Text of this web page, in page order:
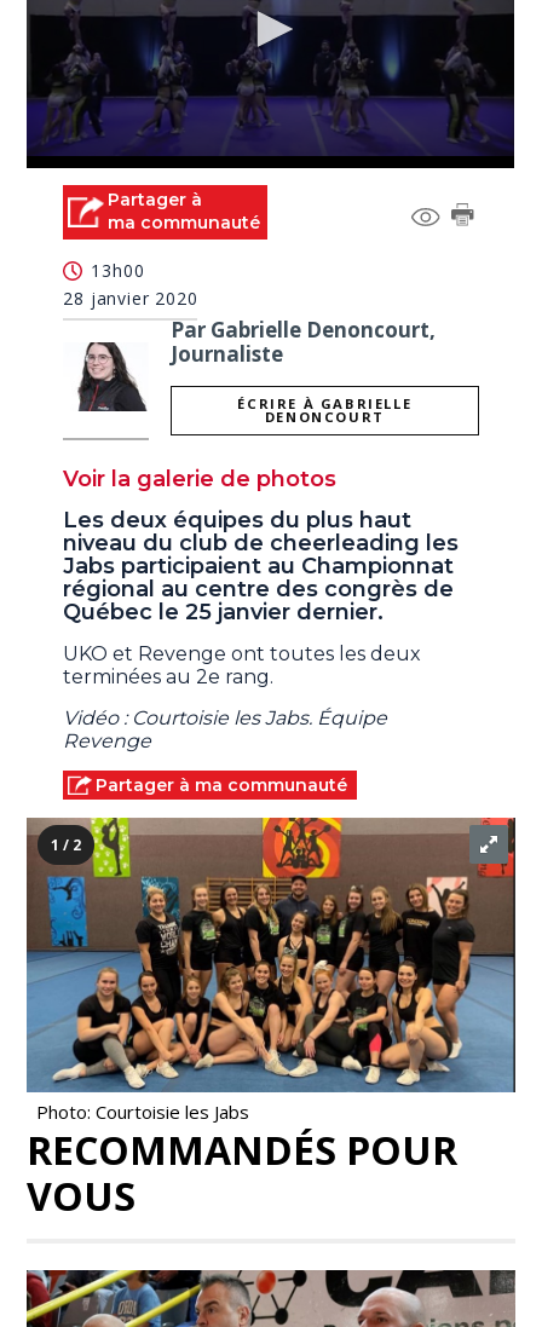
seconds
seconds
Partager à
ma communauté
13h00
28 janvier 2020
Par Gabrielle Denoncourt,
Journaliste
ÉCRIRE À GABRIELLE
DENONCOURT
Voir la galerie de photos
Les deux équipes du plus haut
niveau du club de cheerleading les
Jabs participaient au Championnat
régional au centre des congrès de
Québec le 25 janvier dernier.
UKO et Revenge ont toutes les deux
terminées au 2e rang.
Vidéo : Courtoisie les Jabs. Équipe
Revenge
Partager à ma communauté
1 / 2
Photo: Courtoisie les Jabs
RECOMMANDÉS POUR
VOUS